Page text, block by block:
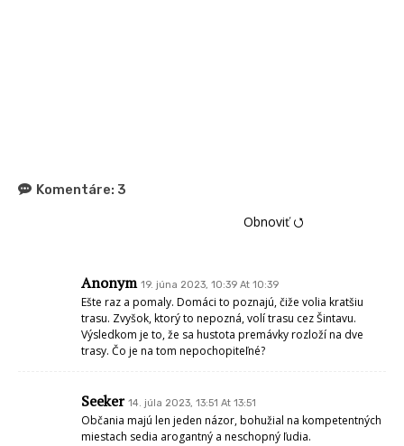
Komentáre: 3
Obnoviť ⭯
Anonym 19. júna 2023, 10:39 At 10:39
Ešte raz a pomaly. Domáci to poznajú, čiže volia kratšiu
trasu. Zvyšok, ktorý to nepozná, volí trasu cez Šintavu.
Výsledkom je to, že sa hustota premávky rozloží na dve
trasy. Čo je na tom nepochopiteľné?
Seeker 14. júla 2023, 13:51 At 13:51
Občania majú len jeden názor, bohužial na kompetentných
miestach sedia arogantný a neschopný ľudia.